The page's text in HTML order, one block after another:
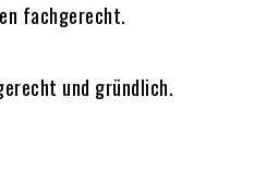
fachgerecht.
und gründlich.